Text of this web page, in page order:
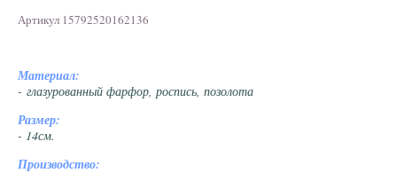
Артикул 15792520162136
Материал:
- глазурованный фарфор, роспись, позолота
Размер:
- 14см.
Производство: